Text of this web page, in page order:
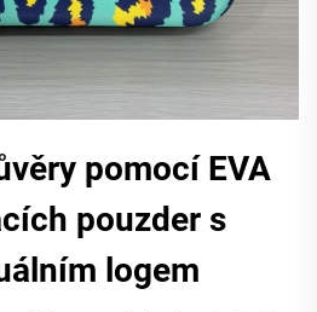
pomocí EVA
pouzder s
logem